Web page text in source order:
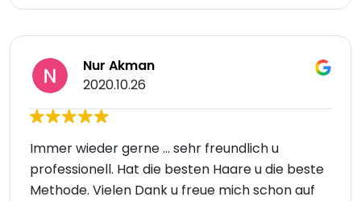
Nur Akman
2020.10.26
Immer wieder gerne ... sehr freundlich u
professionell. Hat die besten Haare u die beste
Methode. Vielen Dank u freue mich schon auf